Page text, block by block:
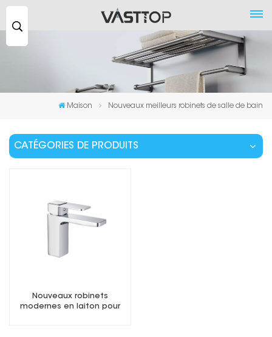
Maison Nouveaux meilleurs robinets de salle de bain
CATÉGORIES DE PRODUITS
Nouveaux robinets
modernes en laiton pour